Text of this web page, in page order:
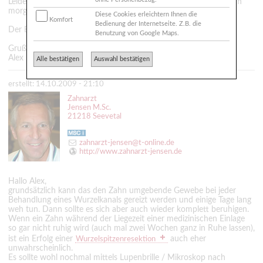
Leider glaube ich derzeit an gar nix mehr und habe Angst, das ich
morgen wieder mit geschwollener Wange aufwache.
Der Betroffene Zahn ist die 4 oben.
Gruß
Alex
erstellt: 14.10.2009 - 21:10
Zahnarzt
Jensen M.Sc.
21218 Seevetal
zahnarzt-jensen@t-online.de
http://www.zahnarzt-jensen.de
Hallo Alex,
grundsätzlich kann das den Zahn umgebende Gewebe bei jeder
Behandlung eines Wurzelkanals gereizt werden und einige Tage lang
weh tun. Dann sollte es sich aber auch wieder komplett beruhigen.
Wenn ein Zahn während der Liegezeit einer medizinischen Einlage
so gar nicht ruhig wird (auch mal zwei Wochen ganz in Ruhe lassen),
ist ein Erfolg einer Wurzelspitzenresektion
auch eher
unwahrscheinlich.
Es sollte wohl nochmal mittels Lupenbrille / Mikroskop nach
Komfort
Diese Cookies erleichtern Ihnen die
Bedienung der Internetseite. Z.B. die
Benutzung von Google Maps.
Alle bestätigen Auswahl bestätigen